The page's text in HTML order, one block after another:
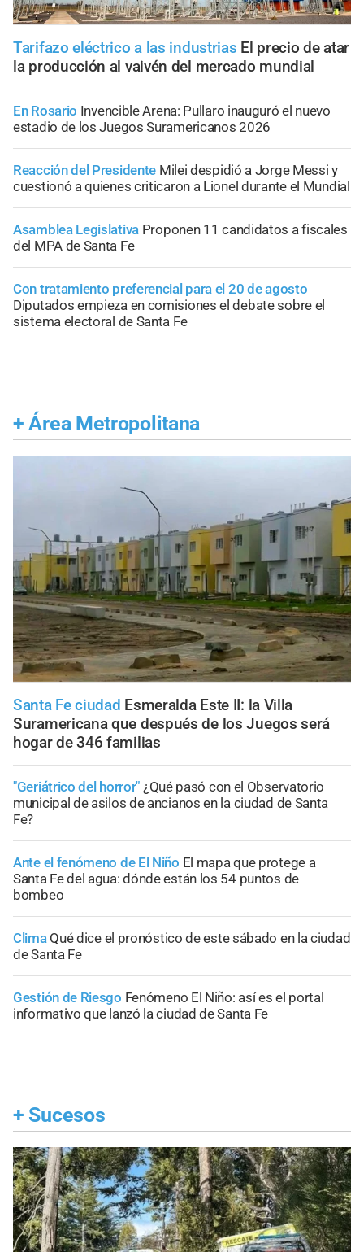
Tarifazo eléctrico a las industrias El precio de atar
la producción al vaivén del mercado mundial
En Rosario Invencible Arena: Pullaro inauguró el nuevo
estadio de los Juegos Suramericanos 2026
Reacción del Presidente Milei despidió a Jorge Messi y
cuestionó a quienes criticaron a Lionel durante el Mundial
Asamblea Legislativa Proponen 11 candidatos a fiscales
del MPA de Santa Fe
Con tratamiento preferencial para el 20 de agosto
Diputados empieza en comisiones el debate sobre el
sistema electoral de Santa Fe
+ Área Metropolitana
Santa Fe ciudad Esmeralda Este II: la Villa
Suramericana que después de los Juegos será
hogar de 346 familias
"Geriátrico del horror" ¿Qué pasó con el Observatorio
municipal de asilos de ancianos en la ciudad de Santa
Fe?
Ante el fenómeno de El Niño El mapa que protege a
Santa Fe del agua: dónde están los 54 puntos de
bombeo
Clima Qué dice el pronóstico de este sábado en la ciudad
de Santa Fe
Gestión de Riesgo Fenómeno El Niño: así es el portal
informativo que lanzó la ciudad de Santa Fe
+ Sucesos